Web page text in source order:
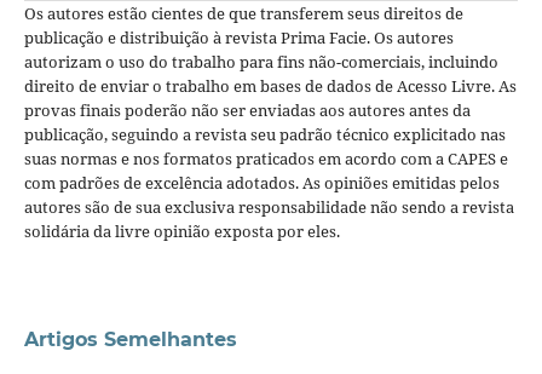
Os autores estão cientes de que transferem seus direitos de
publicação e distribuição à revista Prima Facie. Os autores
autorizam o uso do trabalho para fins não-comerciais, incluindo
direito de enviar o trabalho em bases de dados de Acesso Livre. As
provas finais poderão não ser enviadas aos autores antes da
publicação, seguindo a revista seu padrão técnico explicitado nas
suas normas e nos formatos praticados em acordo com a CAPES e
com padrões de excelência adotados. As opiniões emitidas pelos
autores são de sua exclusiva responsabilidade não sendo a revista
solidária da livre opinião exposta por eles.
Artigos Semelhantes